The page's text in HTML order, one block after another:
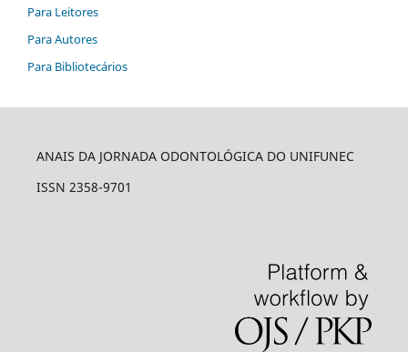
Para Leitores
Para Autores
Para Bibliotecários
ANAIS DA JORNADA ODONTOLÓGICA DO UNIFUNEC
ISSN 2358-9701